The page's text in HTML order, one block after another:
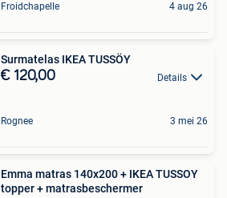
Froidchapelle 4 aug 26
Surmatelas IKEA TUSSÖY
€ 120,00 Details
Rognee 3 mei 26
Emma matras 140x200 + IKEA TUSSOY
topper + matrasbeschermer